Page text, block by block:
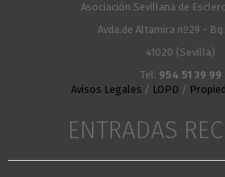
Asociación Sevillana de
Avda.de Altamira nº29 - Bq.
41020 (Sevilla)
Tel: 954 51 39 99
Avisos Legales / LOPD /
ENTRADAS